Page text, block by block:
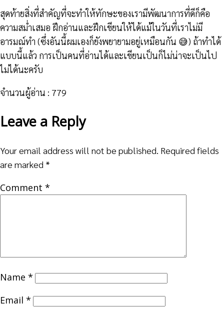
สุดท้ายสิ่งที่สำคัญที่จะทำให้ทักษะของเรามีพัฒนาการที่ดีก็คือ
ความสม่ำเสมอ ฝึกอ่านและฝึกเขียนให้ได้แม้ในวันที่เราไม่มี
อารมณ์ทำ (ซึ่งอันนี้ผมเองก็ยังพยายามอยู่เหมือนกัน 😅) ถ้าทำได้
แบบนี้แล้ว การเป็นคนที่อ่านได้และเขียนเป็นก็ไม่น่าจะเป็นไป
ไม่ได้นะครับ
จำนวนผู้อ่าน : 779
Leave a Reply
Your email address will not be published. Required fields
are marked *
Comment *
Name *
Email *